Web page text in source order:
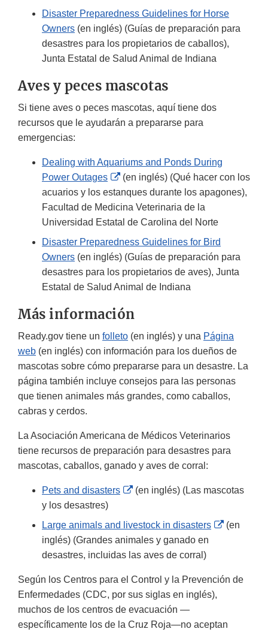
Disaster Preparedness Guidelines for Horse
Owners (en inglés) (Guías de preparación para
desastres para los propietarios de caballos),
Junta Estatal de Salud Animal de Indiana
Aves y peces mascotas
Si tiene aves o peces mascotas, aquí tiene dos
recursos que le ayudarán a prepararse para
emergencias:
Dealing with Aquariums and Ponds During
Power Outages
External
Link
Disclaimer
(en inglés) (Qué hacer con los
acuarios y los estanques durante los apagones),
Facultad de Medicina Veterinaria de la
Universidad Estatal de Carolina del Norte
Disaster Preparedness Guidelines for Bird
Owners (en inglés) (Guías de preparación para
desastres para los propietarios de aves), Junta
Estatal de Salud Animal de Indiana
Más información
Ready.gov tiene un folleto (en inglés) y una Página
web (en inglés) con información para los dueños de
mascotas sobre cómo prepararse para un desastre. La
página también incluye consejos para las personas
que tienen animales más grandes, como caballos,
cabras y cerdos.
La Asociación Americana de Médicos Veterinarios
tiene recursos de preparación para desastres para
mascotas, caballos, ganado y aves de corral:
Pets and disasters
External
Disclaimer
(en inglés) (Las mascotas
y los desastres)
Large animals and livestock in disasters
External
(en
inglés) (Grandes animales y ganado en
desastres, incluidas las aves de corral)
Según los Centros para el Control y la Prevención de
Enfermedades (CDC, por sus siglas en inglés),
muchos de los centros de evacuación —
específicamente los de la Cruz Roja—no aceptan